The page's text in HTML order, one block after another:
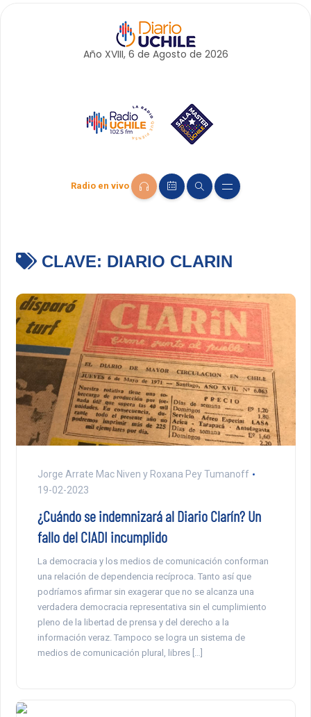
Año XVIII, 6 de Agosto de 2026
Radio en vivo
CLAVE: DIARIO CLARIN
Jorge Arrate Mac Niven y Roxana Pey Tumanoff
19-02-2023
¿Cuándo se indemnizará al Diario Clarín? Un
fallo del CIADI incumplido
La democracia y los medios de comunicación conforman
una relación de dependencia recíproca. Tanto así que
podríamos afirmar sin exagerar que no se alcanza una
verdadera democracia representativa sin el cumplimiento
pleno de la libertad de prensa y del derecho a la
información veraz. Tampoco se logra un sistema de
medios de comunicación plural, libres […]